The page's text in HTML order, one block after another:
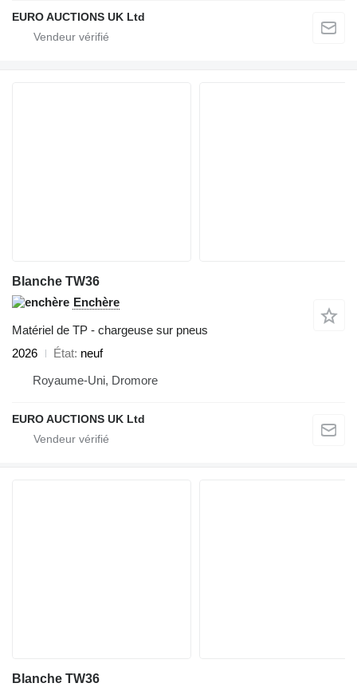
EURO AUCTIONS UK Ltd
Blanche TW36
Enchère
Matériel de TP - chargeuse sur pneus
2026
État neuf
Royaume-Uni, Dromore
EURO AUCTIONS UK Ltd
Blanche TW36